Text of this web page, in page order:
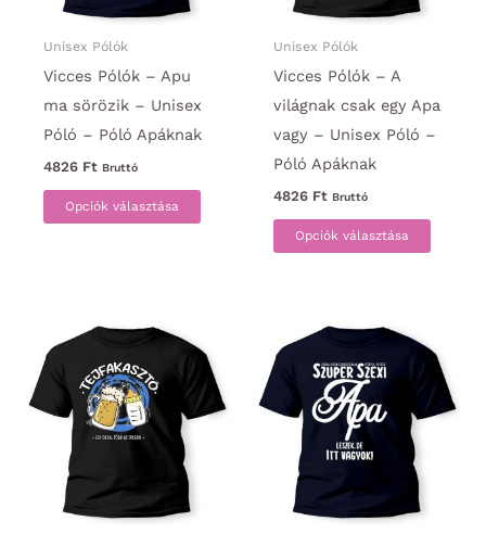
választhatók
Unisex Pólók
Vicces Pólók – Apu
ma sörözik – Unisex
Póló – Póló Apáknak
4826 Ft Bruttó
Opciók választása
Ennek
a
terméknek
van.
A
változatok
termékoldalon
választhatók
Unisex Pólók
Vicces Pólók – A
világnak csak egy Apa
vagy – Unisex Póló –
Póló Apáknak
4826 Ft Bruttó
Opciók választása
Ennek
a
van.
A